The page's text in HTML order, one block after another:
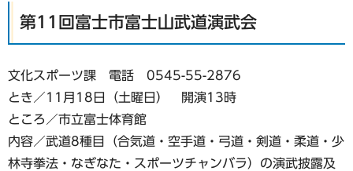
第11回富士市富士山武道演武会
文化スポーツ課 電話 0545-55-2876
とき／11月18日（土曜日） 開演13時
ところ／市立富士体育館
内容／武道8種目（合気道・空手道・弓道・剣道・柔道・少
林寺拳法・なぎなた・スポーツチャンバラ）の演武披露及